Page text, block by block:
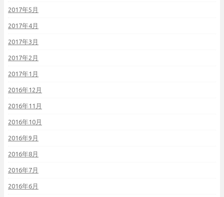
2017年5月
2017年4月
2017年3月
2017年2月
2017年1月
2016年12月
2016年11月
2016年10月
2016年9月
2016年8月
2016年7月
2016年6月